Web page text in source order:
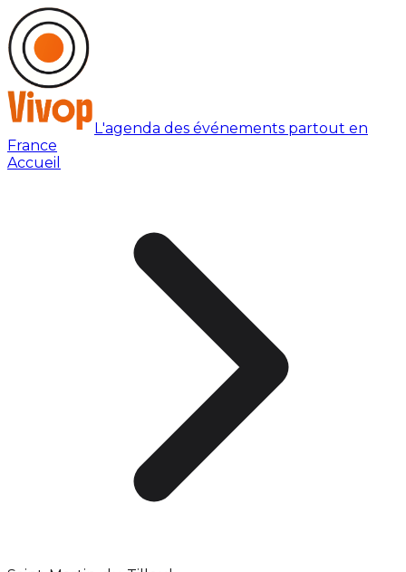
L'agenda des événements partout en
France
Accueil